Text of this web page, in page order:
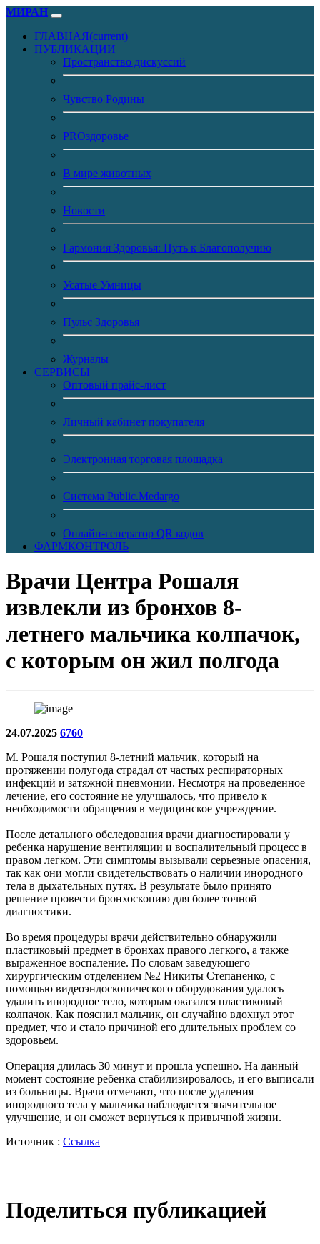
МИРАН
ГЛАВНАЯ(current)
ПУБЛИКАЦИИ
Пространство дискуссий
Чувство Родины
PROздоровье
В мире животных
Новости
Гармония Здоровья: Путь к Благополучию
Усатые Умницы
Пульс Здоровья
Журналы
CЕРВИСЫ
Оптовый прайс-лист
Личный кабинет покупателя
Электронная торговая площадка
Система Public.Medargo
Онлайн-генератор QR кодов
ФАРМКОНТРОЛЬ
Врачи Центра Рошаля
извлекли из бронхов 8-
летнего мальчика колпачок,
с которым он жил полгода
24.07.2025 6760
М. Рошаля поступил 8-летний мальчик, который на
протяжении полугода страдал от частых респираторных
инфекций и затяжной пневмонии. Несмотря на проведенное
лечение, его состояние не улучшалось, что привело к
необходимости обращения в медицинское учреждение.
После детального обследования врачи диагностировали у
ребенка нарушение вентиляции и воспалительный процесс в
правом легком. Эти симптомы вызывали серьезные опасения,
так как они могли свидетельствовать о наличии инородного
тела в дыхательных путях. В результате было принято
решение провести бронхоскопию для более точной
диагностики.
Во время процедуры врачи действительно обнаружили
пластиковый предмет в бронхах правого легкого, а также
выраженное воспаление. По словам заведующего
хирургическим отделением №2 Никиты Степаненко, с
помощью видеоэндоскопического оборудования удалось
удалить инородное тело, которым оказался пластиковый
колпачок. Как пояснил мальчик, он случайно вдохнул этот
предмет, что и стало причиной его длительных проблем со
здоровьем.
Операция длилась 30 минут и прошла успешно. На данный
момент состояние ребенка стабилизировалось, и его выписали
из больницы. Врачи отмечают, что после удаления
инородного тела у мальчика наблюдается значительное
улучшение, и он сможет вернуться к привычной жизни.
Источник : Ссылка
Поделиться публикацией